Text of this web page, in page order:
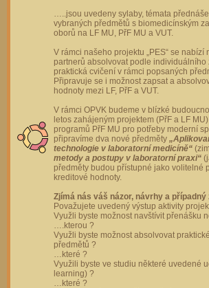
…..jsou uvedeny sylaby, témata
vybraných předmětů s biomedicínským
oborů na LF MU, PřF MU a VUT.
V rámci našeho projektu „PES“ se
partnerů absolvovat podle
praktická cvičení v rámci popsaných
Připravuje se i možnost zapsat a
hodnoty mezi LF, PřF a VUT.
V rámci OPVK budeme v blízké
letos zahájeným projektem (PřF a LF
programů PřF MU pro potřeby moderní
připravíme dva nové předměty
technologie v laboratorní medicíně“
metody a postupy v laboratorní praxi“
předměty budou přístupné jako volitelné
kreditové hodnoty.
Zjímá nás váš názor, návrhy a
Považujete uvedený výstup aktivity
Využli byste možnost navštívit přenášku
….kterou ?
Využli byste možnost absolvovat
předmětů ?
…které ?
Využili byste ve studiu některé uvedené
learning) ?
…které ?